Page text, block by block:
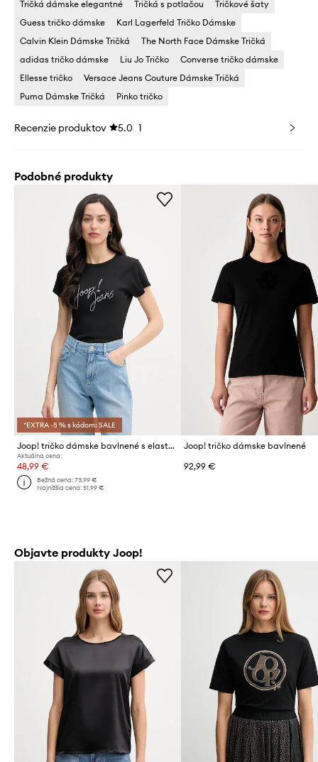
Tričká dámske elegantné Tričká s potlačou
Tričkové šaty
Guess tričko dámske
Karl Lagerfeld Tričko Dámske
Calvin Klein Dámske Tričká
The North Face Dámske Tričká
adidas tričko dámske
Liu Jo Tričko
Converse tričko dámske
Ellesse tričko
Versace Jeans Couture Dámske Tričká
Puma Dámske Tričká
Pinko tričko
Recenzie produktov 5.0 1
Podobné produkty
*EXTRA -5 % s kódom: SALE
Joop! tričko dámske bavlnené s elastanom
Aktuálna cena:
48,99 €
Bežná cena:73,99 €
Najnižšia cena:51,99 €
Joop! tričko dámske bavlnené
92,99 €
Objavte produkty Joop!